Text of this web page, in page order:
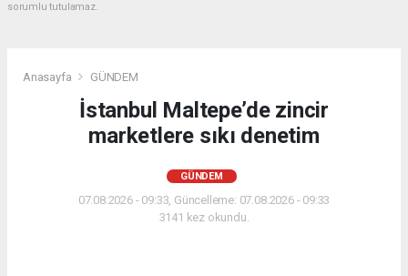
sorumlu tutulamaz.
Anasayfa GÜNDEM
İstanbul Maltepe’de zincir
marketlere sıkı denetim
GÜNDEM
07.08.2026 - 09:33, Güncelleme: 07.08.2026 - 09:33
3141 kez okundu.